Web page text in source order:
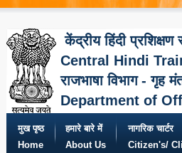
केंद्रीय हिंदी प्रशिक्षण
Central Hindi
राजभाषा विभाग - गृह
Department of
मुख पृष्ठ
Home
हमारे बारे में
About Us
नागरिक चार्टर
Citizen's/